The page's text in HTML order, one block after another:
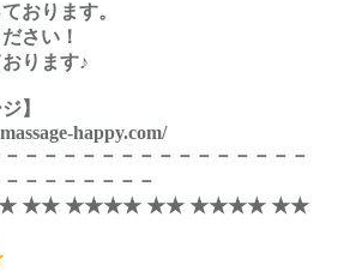
おります。
さい！
ります♪
】
happy.com/
－－－－－－－－－－－－－－－
－－－－－－－
★★ ★★★★ ★★ ★★★★ ★★